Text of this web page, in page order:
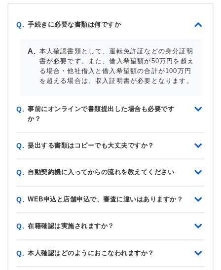
Q. 手続きに必要な書類は何ですか
本人確認書類として、運転免許証などの身分証明
書が必要です。また、借入希望額が50万円を超え
る場合・他社借入と借入希望額の合計が100万円
を超える場合は、収入証明書が必要となります。
Q. 事前にオンラインで書類提出した場合も必要です
か？
Q. 提出する書類はコピーでも大丈夫ですか？
Q. 自動契約機に入ってからの流れを教えてください
Q. WEB申込と店舗申込で、審査に違いはありますか？
Q. 在籍確認は実施されますか？
Q. 本人確認はどのようにおこなわれますか？